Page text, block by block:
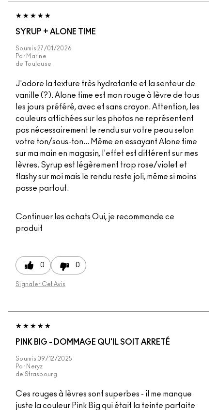
SYRUP + ALONE TIME
Soumis 27/01/2026
Par Marine
de
Toulouse
J'adore la texture très hydratante et la senteur de
vanille (?). Alone time est mon rouge à lèvre de tous
les jours préféré, avec et sans crayon. Attention, les
couleurs affichées sur les photos ne représentent
pas nécessairement le rendu sur votre peau selon
votre ton/sous-ton... Même en essayant Alone time
sur ma main en magasin, l'effet est différent sur mes
lèvres. Syrup est légèrement trop rose/violet et
flashy sur moi mais le rendu reste joli, même si moins
passe partout.
Continuer les achats Oui, je recommande ce
produit
0 0
Signaler Cet Avis
PINK BIG - DOMMAGE QU'IL SOIT ARRETÉ
Soumis 09/12/2025
Par Neryz
de Strasbourg
Ces rouges à lèvres sont superbes - il me manque
juste la couleur Pink Big qui était la teinte parfaite